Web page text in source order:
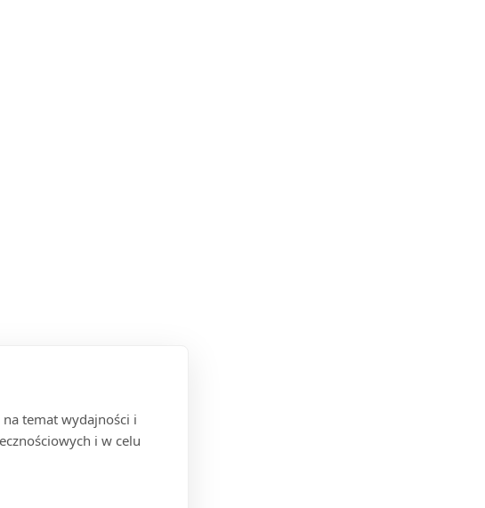
temat wydajności i
i w celu